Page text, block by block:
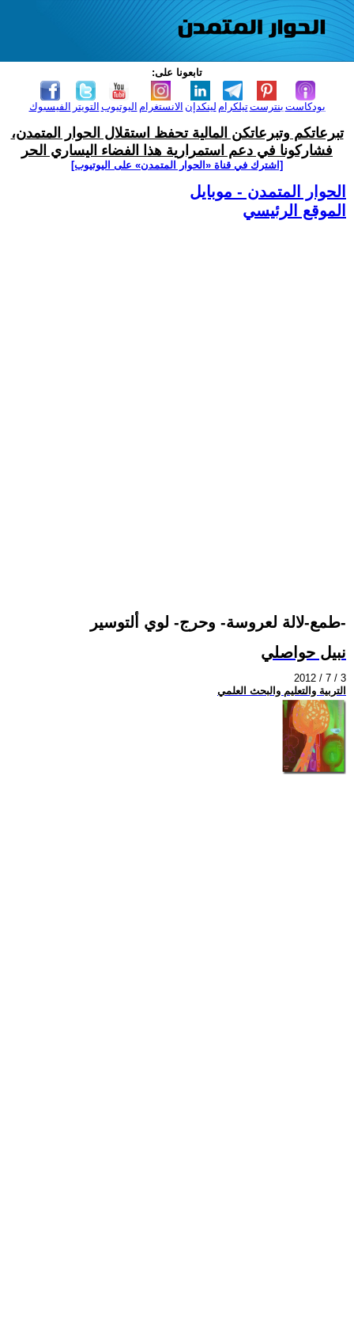
تابعونا على:
الفيسبوك التويتر اليوتيوب الانستغرام لينكدإن تيلكرامبنترست بودكاست
تبرعاتكم وتبرعاتكن المالية تحفظ استقلال الحوار المتمدن،
فشاركونا في دعم استمرارية هذا الفضاء اليساري الحر
[اشترك في قناة ‫«الحوار المتمدن» على اليوتيوب]
الحوار المتمدن - موبايل
الموقع الرئيسي
طمع-لالة لعروسة- وحرج- لوي ألتوسير-
نبيل حواصلي
2012 / 7 / 3
التربية والتعليم والبحث العلمي